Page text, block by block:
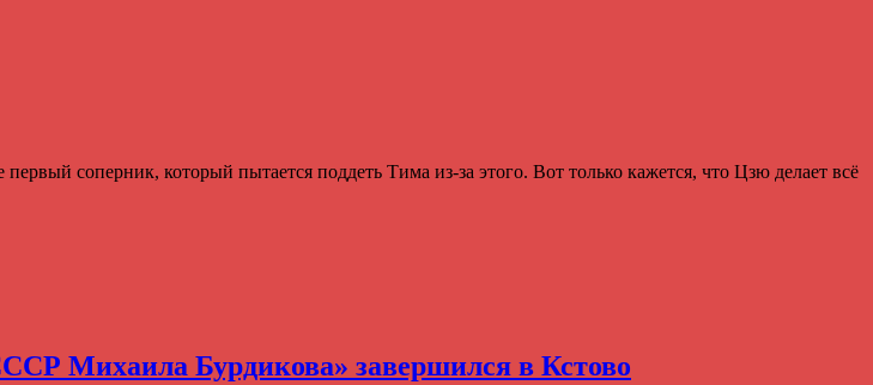
соперник, который пытается поддеть Тима из-за этого. Вот только кажется, что Цзю делает всё
Михаила Бурдикова» завершился в Кстово